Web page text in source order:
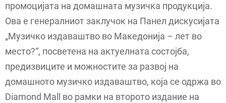
промоцијата на домашната музичка продукција.
Ова е генералниот заклучок на Панел дискусијата
„Музичко издаваштво во Македонија – лет во
место?“, посветена на актуелната состојба,
предизвиците и можностите за развој на
домашното музичко издаваштво, која се одржа во
Diamond Mall во рамки на второто издание на